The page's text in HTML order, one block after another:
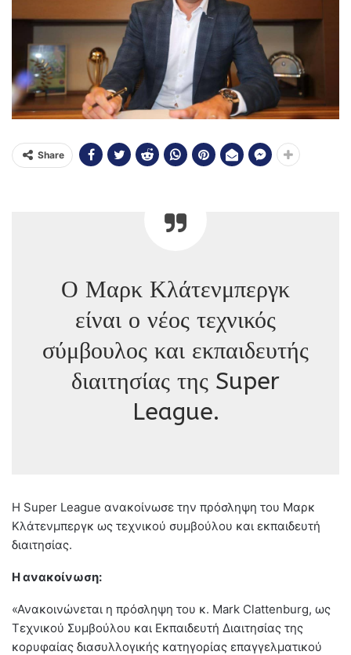
Share
Ο Μαρκ Κλάτενμπεργκ
είναι ο νέος τεχνικός
σύμβουλος και εκπαιδευτής
διαιτησίας της Super
League.
Η Super League ανακοίνωσε την πρόσληψη του Μαρκ
Κλάτενμπεργκ ως τεχνικού συμβούλου και εκπαιδευτή
διαιτησίας.
Η ανακοίνωση:
«Ανακοινώνεται η πρόσληψη του κ. Mark Clattenburg, ως
Τεχνικού Συμβούλου και Εκπαιδευτή Διαιτησίας της
κορυφαίας διασυλλογικής κατηγορίας επαγγελματικού